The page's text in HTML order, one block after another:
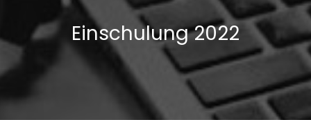
Einschulung 2022